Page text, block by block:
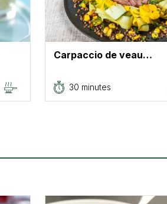
Carpaccio de veau…
30 minutes